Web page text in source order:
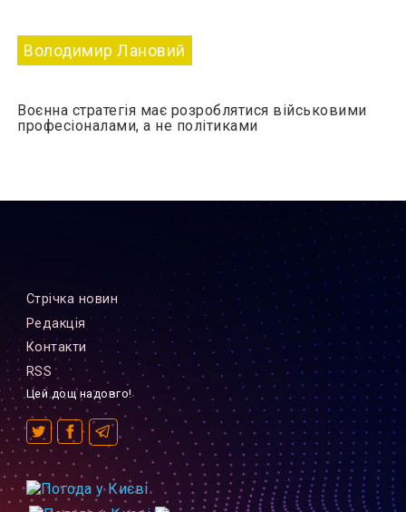
Володимир Лановий
Воєнна стратегія має розроблятися військовими
професіоналами, а не політиками
Стрiчка новин
Редакцiя
Контакти
RSS
Цей дощ надовго!